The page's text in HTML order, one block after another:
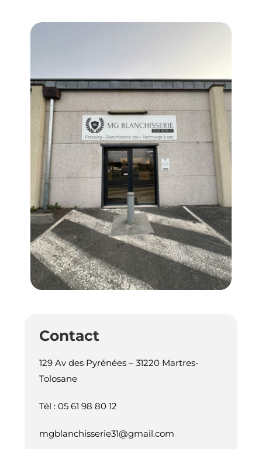
Contact
129 Av des Pyrénées – 31220 Martres-
Tolosane
Tél : 05 61 98 80 12
mgblanchisserie31@gmail.com